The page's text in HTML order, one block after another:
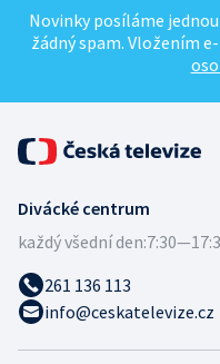
Novinky posíláme
žádný spam. Vložením